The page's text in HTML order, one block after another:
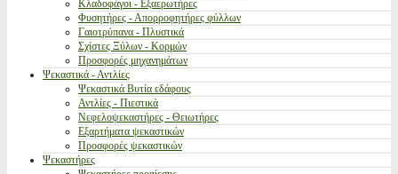
Κλαδοφάγοι - Εξαερωτήρες
Φυσητήρες - Απορροφητήρες φύλλων
Γαιοτρύπανα - Πλυστικά
Σχίστες Ξύλων - Κορμών
Προσφορές μηχανημάτων
Ψεκαστικά - Αντλίες
Ψεκαστικά Βυτία εδάφους
Αντλίες - Πιεστικά
Νεφελοψεκαστήρες - Θειωτήρες
Εξαρτήματα ψεκαστικών
Προσφορές ψεκαστικών
Ψεκαστήρες